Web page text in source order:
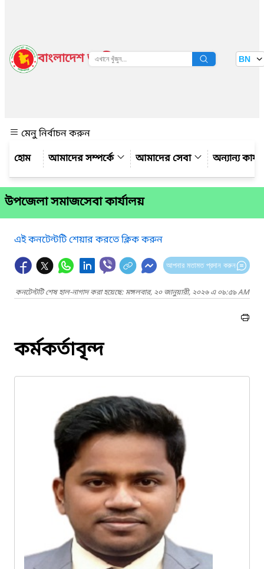
বাংলাদেশ জাতীয় তথ্য বাতায়ন BN
মেনু নির্বাচন করুন
আমাদের সম্পর্কে
আমাদের সেবা অন্যান্য
উপজেলা সমাজসেবা কার্যালয়
এই কনটেন্টটি শেয়ার করতে ক্লিক করুন
আপনার মতামত প্রদান করুন
কনটেন্টটি শেষ হাল-নাগাদ করা হয়েছে: মঙ্গলবার, ২০ জানুয়ারী, ২০২৬ এ ০৯:৫৯ AM
কর্মকর্তাবৃন্দ